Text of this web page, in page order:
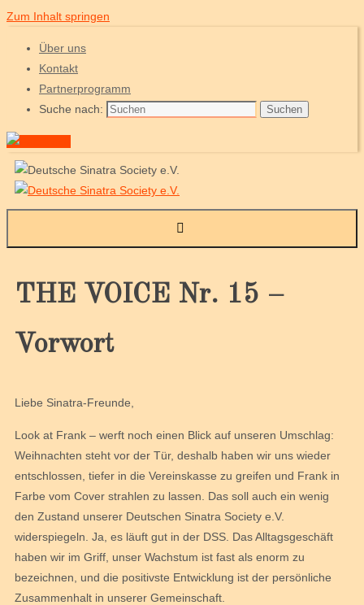
Zum Inhalt springen
Über uns
Kontakt
Partnerprogramm
Suche nach:
Suchen
THE VOICE Nr. 15 –
Vorwort
Liebe Sinatra-Freunde,
Look at Frank – werft noch einen Blick auf unseren Umschlag:
Weihnachten steht vor der Tür, deshalb haben wir uns wieder
entschlossen, tiefer in die Vereinskasse zu greifen und Frank in
Farbe vom Cover strahlen zu lassen. Das soll auch ein wenig
den Zustand unserer Deutschen Sinatra Society e.V.
widerspiegeln. Ja, es läuft gut in der DSS. Das Alltagsgeschäft
haben wir im Griff, unser Wachstum ist fast als enorm zu
bezeichnen, und die positivste Entwicklung ist der persönliche
Zusammenhalt in unserer Gemeinschaft.